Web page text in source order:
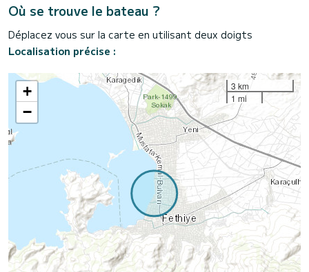
Où se trouve le bateau ?
Déplacez vous sur la carte en utilisant deux doigts
Localisation précise :
+
−
3 km
1 mi